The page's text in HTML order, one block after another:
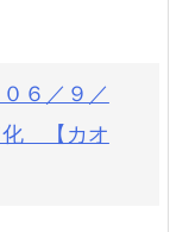
６／９／
化 【カオ